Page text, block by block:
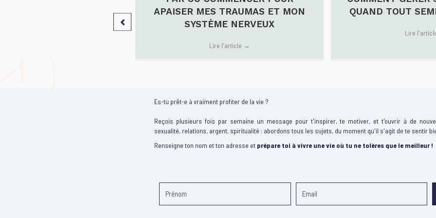
APAISER MES TRAUMAS ET MON
SYSTÈME NERVEUX
Lire l'article →
QUAND TOUT
Lire
Es-tu prêt-e à vraiment profiter de la vie ?
Reçois plusieurs fois par semaine un message pour t'inspirer, te motiver, et t'ouvrir à de
sexualité, relations, argent, spiritualité : abordons tous les sujets, du moment qu'il s'agit de te sentir
Renseigne ton nom et ton adresse et prépare toi à vivre une vie où tu ne tolères que le meilleur !